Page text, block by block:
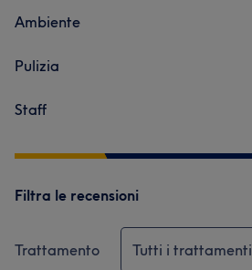
Ambiente
Pulizia
Staff
Filtra le recensioni
Trattamento Tutti i trattamenti